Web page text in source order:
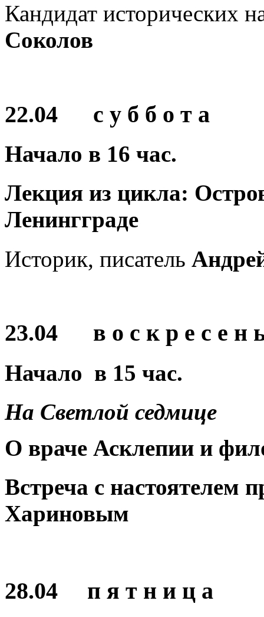
Кандидат исторических
Соколов
22.04 с у б б о т а
Начало в 16 час.
Лекция из цикла:
Ленингграде
Историк, писатель
23.04 в о с к р е с е н
Начало в 15 час.
На Светлой седмице
О враче Асклепии и
Встреча с настоятелем
Хариновым
28.04 п я т н и ц а